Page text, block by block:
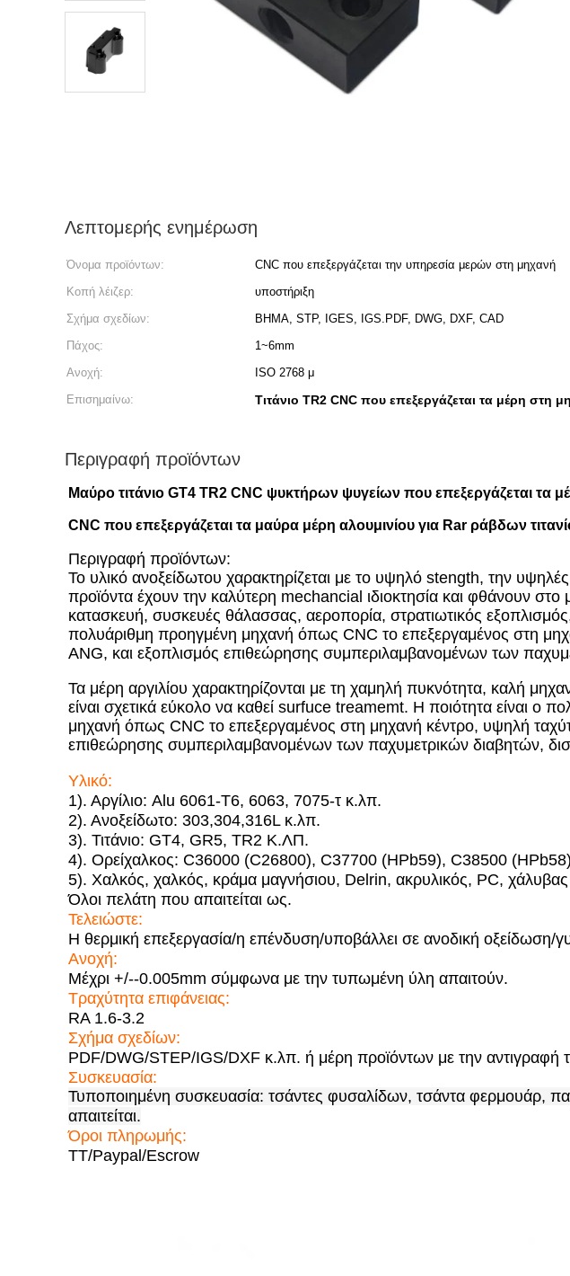
Λεπτομερής ενημέρωση
Όνομα προϊόντων: CNC που επεξεργάζεται την υπηρεσία μερών στη μηχανή
Κοπή λέιζερ:
υποστήριξη
Σχήμα σχεδίων:
ΒΗΜΑ, STP, IGES, IGS.PDF, DWG, DXF, CAD
Πάχος:
1~6mm
Ανοχή:
ISO 2768 μ
Επισημαίνω:
Τιτάνιο TR2 CNC που επεξεργάζεται τα μέρη στη
Περιγραφή προϊόντων
Μαύρο τιτάνιο GT4 TR2 CNC ψυκτήρων ψυγείων που επεξεργάζεται τα
CNC που επεξεργάζεται τα μαύρα μέρη αλουμινίου για Rar ράβδων
Περιγραφή προϊόντων:
Το υλικό ανοξείδωτου χαρακτηρίζεται με το υψηλό stength, την
προϊόντα έχουν την καλύτερη mechancial ιδιοκτησία και φθάνουν
κατασκευή, συσκευές θάλασσας, αεροπορία, στρατιωτικός
πολυάριθμη προηγμένη μηχανή όπως CNC το επεξεργαμένος στη
ANG, και εξοπλισμός επιθεώρησης συμπεριλαμβανομένων των
Τα μέρη αργιλίου χαρακτηρίζονται με τη χαμηλή πυκνότητα, καλή
είναι σχετικά εύκολο να καθεί surfuce treamemt. Η ποιότητα είναι ο
μηχανή όπως CNC το επεξεργαμένος στη μηχανή κέντρο, υψηλή
επιθεώρησης συμπεριλαμβανομένων των παχυμετρικών διαβητών,
Υλικό:
1). Αργίλιο: Alu 6061-T6, 6063, 7075-τ κ.λπ.
2). Ανοξείδωτο: 303,304,316L κ.λπ.
3). Τιτάνιο: GT4, GR5, TR2 Κ.ΛΠ.
4). Ορείχαλκος: C36000 (C26800), C37700 (HPb59), C38500
5). Χαλκός, χαλκός, κράμα μαγνήσιου, Delrin, ακρυλικός, PC,
Όλοι πελάτη που απαιτείται ως.
Τελειώστε:
Η θερμική επεξεργασία/η επένδυση/υποβάλλει σε ανοδική οξείδωση/
Ανοχή:
Μέχρι +/--0.005mm σύμφωνα με την τυπωμένη ύλη απαιτούν.
Τραχύτητα επιφάνειας:
RA 1.6-3.2
Σχήμα σχεδίων:
PDF/DWG/STEP/IGS/DXF κ.λπ. ή μέρη προϊόντων με την αντιγραφή
Συσκευασία:
Τυποποιημένη συσκευασία: τσάντες φυσαλίδων, τσάντα φερμουάρ,
απαιτείται.
Όροι πληρωμής:
TT/Paypal/Escrow